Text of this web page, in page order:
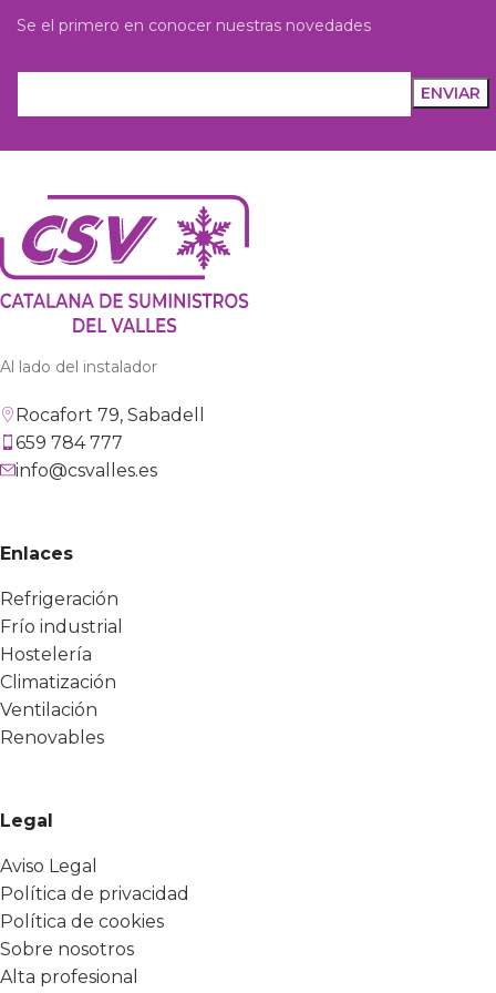
Se el primero en conocer nuestras novedades
Al lado del instalador
Rocafort 79, Sabadell
659 784 777
info@csvalles.es
Enlaces
Refrigeración
Frío industrial
Hostelería
Climatización
Ventilación
Renovables
Legal
Aviso Legal
Política de privacidad
Política de cookies
Sobre nosotros
Alta profesional